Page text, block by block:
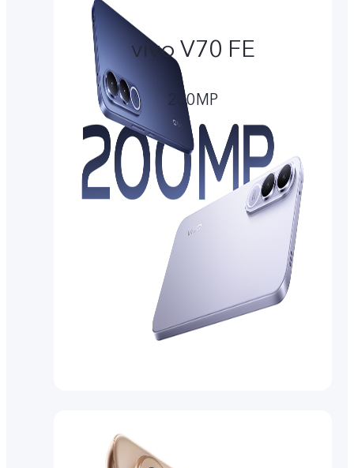
vivo V70 FE
200MP